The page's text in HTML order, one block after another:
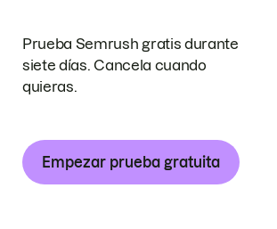
Prueba Semrush gratis durante
siete días. Cancela cuando
quieras.
Empezar prueba gratuita